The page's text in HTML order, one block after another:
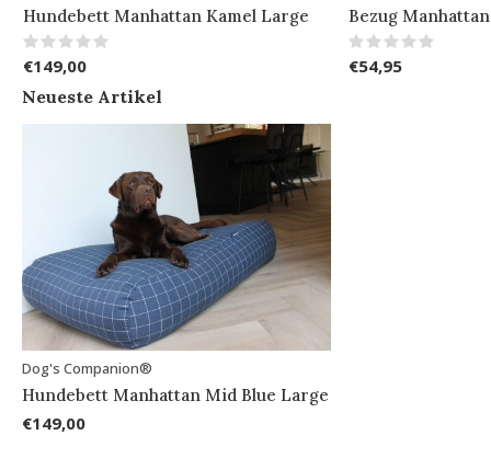
Hundebett Manhattan Kamel Large
€149,00
Bezug
€54,95
Neueste Artikel
Dog's Companion®
Hundebett Manhattan Mid Blue Large
€149,00